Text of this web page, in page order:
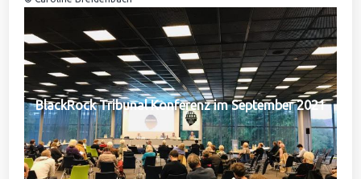
BlackRock Tribunal Konferenz im September 2021